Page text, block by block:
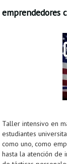
emprendedores
Taller intensivo en
estudiantes
como uno, como
hasta la atención de